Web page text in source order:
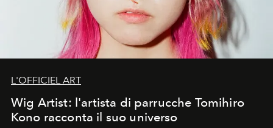
L'OFFICIEL ART
Wig Artist: l'artista di parrucche Tomihiro
Kono racconta il suo universo